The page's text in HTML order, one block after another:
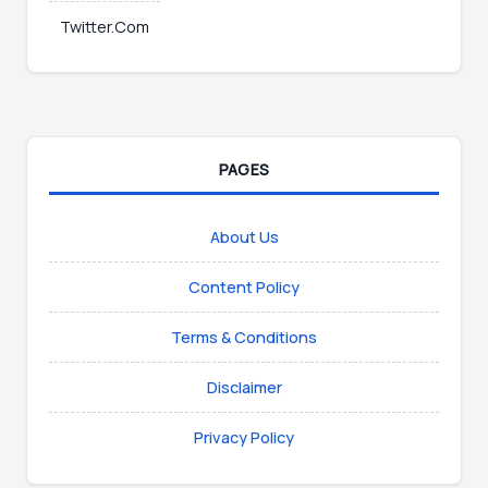
Twitter.Com
PAGES
About Us
Content Policy
Terms & Conditions
Disclaimer
Privacy Policy